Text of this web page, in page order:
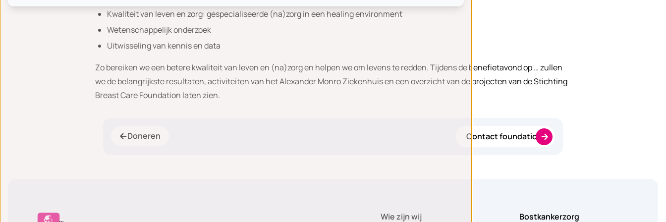
Kwaliteit van leven en zorg: gespecialiseerde (na)zorg in een healing environment
Wetenschappelijk onderzoek
Uitwisseling van kennis en data
Zo bereiken we een betere kwaliteit van leven en (na)zorg en helpen we om levens te redden. Tijdens de benefietavond op … zullen
we de belangrijkste resultaten, activiteiten van het Alexander Monro Ziekenhuis en een overzicht van de projecten van de Stichting
Breast Care Foundation laten zien.
Doneren Contact foundation
Wie zijn wij Bostkankerzorg